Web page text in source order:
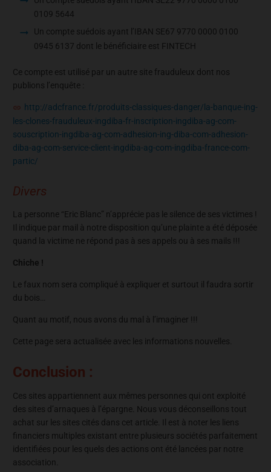
0109 5644
Un compte suédois ayant l’IBAN SE67 9770 0000 0100
0945 6137 dont le bénéficiaire est FINTECH
Ce compte est utilisé par un autre site frauduleux dont nos
publions l’enquête :
http://adcfrance.fr/produits-classiques-danger/la-banque-ing-
les-clones-frauduleux-ingdiba-fr-inscription-ingdiba-ag-com-
souscription-ingdiba-ag-com-adhesion-ing-diba-com-adhesion-
diba-ag-com-service-client-ingdiba-ag-com-ingdiba-france-com-
partic/
Divers
La personne “Eric Blanc” n’apprécie pas le silence de ses victimes !
Il indique par mail à notre disposition qu’une plainte a été déposée
quand la victime ne répond pas à ses appels ou à ses mails !!!
Chiche !
Le faux nom sera compliqué à expliquer et surtout il faudra sortir
du bois…
Quant au motif, nous avons du mal à l’imaginer !!!
Cette page sera actualisée avec les informations nouvelles.
Conclusion :
Ces sites appartiennent aux mêmes personnes qui ont exploité
des sites d’arnaques à l’épargne. Nous vous déconseillons tout
achat sur les sites cités dans cet article. Il est à noter les liens
financiers multiples existant entre plusieurs sociétés parfaitement
identifiées pour les quels des actions ont été lancées par notre
association.